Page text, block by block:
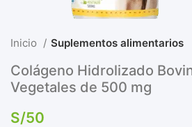
Inicio Suplementos alimentarios
Colágeno Hidrolizado
Vegetales de 500 mg
S/50